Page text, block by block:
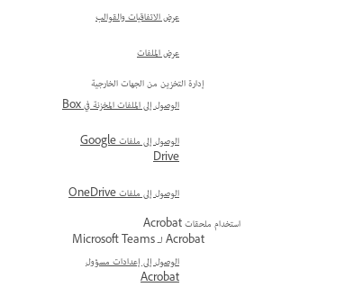
عرض الاتفاقيات والقوالب
عرض الملفات
إدارة التخزين من الجهات الخارجية
الوصول إلى الملفات المخزنة في Box
الوصول إلى ملفات Google
Drive
الوصول إلى ملفات OneDrive
استخدام ملحقات Acrobat
Acrobat لـ Microsoft Teams
الوصول إلى إعدادات مسؤول
Acrobat